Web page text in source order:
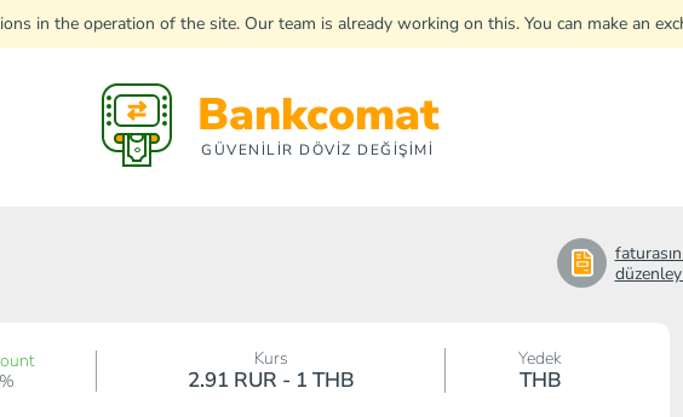
in the operation of the site. Our team is already working on this. You can make an
Bankcomat
GÜVENİLİR DÖVİZ DEĞİŞİMİ
Kurs
2.91 RUR - 1 THB
Yedek
THB